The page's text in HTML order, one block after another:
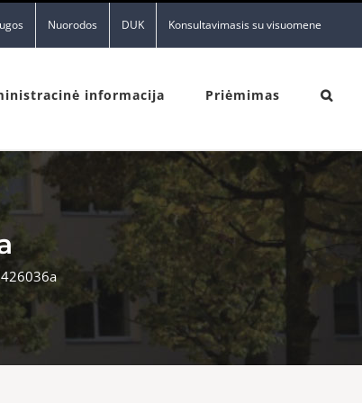
Nuorodos DUK Konsultavimasis su visuomene
informacija Priėmimas